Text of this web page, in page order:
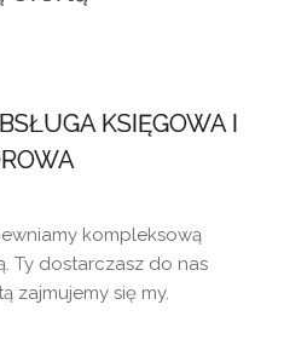
KSIĘGOWA I
kompleksową
Ty dostarczasz do nas
zajmujemy się my.